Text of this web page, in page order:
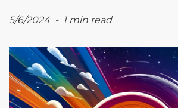
5/6/2024 - 1 min read